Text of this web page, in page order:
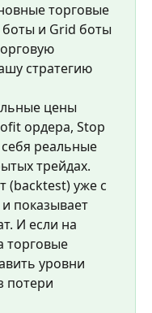
торговые
боты и Grid боты
стратегию
цены
ордера, Stop
реальные
трейдах.
(backtest) уже с
показывает
И если на
торговые
уровни
потери